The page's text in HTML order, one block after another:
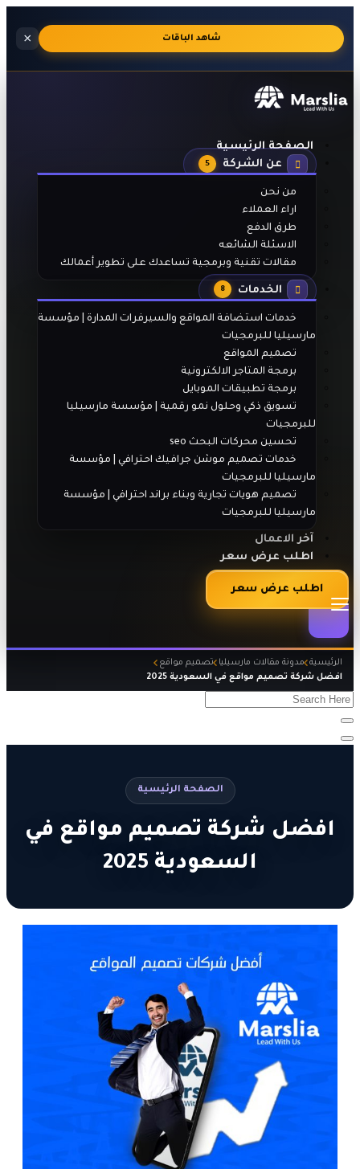
🔥
احترافية
بالجنيه
مع
تفعيل
الدفع
شاهد الباقات ×
الصفحة الرئيسية
عن الشركة
5
من نحن
اراء العملاء
طرق الدفع
الاسئلة الشائعه
مقالات تقنية وبرمجية تساعدك على تطوير أعمالك
الخدمات 8
خدمات استضافة المواقع والسيرفرات المدارة | مؤسسة
مارسيليا للبرمجيات
تصميم المواقع
برمجة المتاجر الالكترونية
برمجة تطبيقات الموبايل
تسويق ذكي وحلول نمو رقمية | مؤسسة مارسيليا
للبرمجيات
تحسين محركات البحث seo
خدمات تصميم موشن جرافيك احترافي | مؤسسة
مارسيليا للبرمجيات
تصميم هويات تجارية وبناء براند احترافي | مؤسسة
مارسيليا للبرمجيات
آخر الاعمال
اطلب عرض سعر
اطلب عرض سعر
الرئيسية مدونة مقالات مارسيليا تصميم مواقع
افضل شركة تصميم مواقع في السعودية 2025
الصفحة الرئيسية
افضل شركة تصميم مواقع في
السعودية 2025